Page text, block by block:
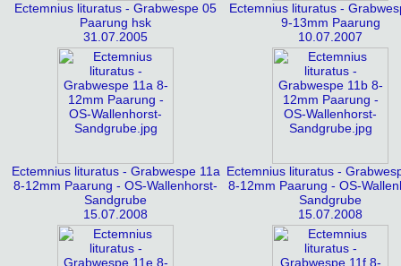
Ectemnius lituratus - Grabwespe 05
Paarung hsk
31.07.2005
Ectemnius lituratus -
9-13mm Paarung
10.07.2007
Ectemnius lituratus - Grabwespe 11a
8-12mm Paarung - OS-Wallenhorst-
Sandgrube
15.07.2008
Ectemnius lituratus -
8-12mm Paarung - OS-
Sandgrube
15.07.2008